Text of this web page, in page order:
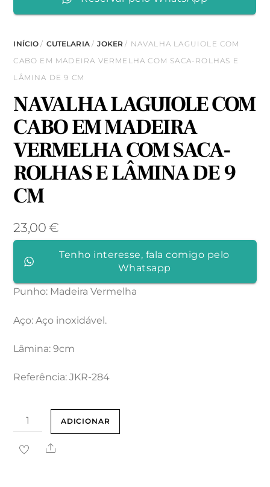
INÍCIO/ CUTELARIA/JOKER / NAVALHA LAGUIOLE COM
CABO EM MADEIRA VERMELHA COM SACA-ROLHAS E
LÂMINA DE 9 CM
NAVALHA LAGUIOLE COM
CABO EM MADEIRA
VERMELHA COM SACA-
ROLHAS E LÂMINA DE 9
CM
23,00 €
Tenho interesse, fala comigo pelo
Whatsapp
Punho: Madeira Vermelha
Aço: Aço inoxidável.
Lâmina: 9cm
Referência: JKR-284
Quantidade
de
NAVALHA
ADICIONAR
Share